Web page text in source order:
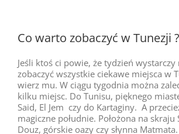
Co warto zobaczyć w Tunezji ?
Jeśli ktoś ci powie, że tydzień wystarczy
zobaczyć wszystkie ciekawe miejsca w
wierz mu. W ciągu tygodnia można
kilku miejsc. Do Tunisu, pięknego
Said, El Jem czy do Kartaginy. A
magiczne południe. Położona na skraju
Douz, górskie oazy czy słynna Matmata.